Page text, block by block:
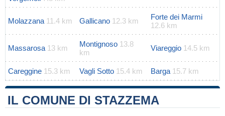
Molazzana 11.4 km Gallicano 12.3 km
Forte dei Marmi
12.6 km
Massarosa 13 km Montignoso 13.8
km
Viareggio 14.5 km
Careggine 15.3 km Vagli Sotto 15.4 km Barga 15.7 km
IL COMUNE DI STAZZEMA